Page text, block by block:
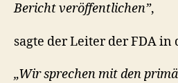
Bericht veröffentlichen”,
sagte der Leiter der FDA
„Wir sprechen mit den